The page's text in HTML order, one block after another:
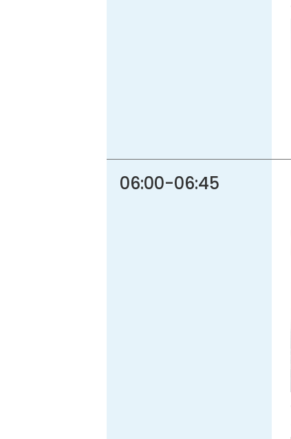
06:00-06:45